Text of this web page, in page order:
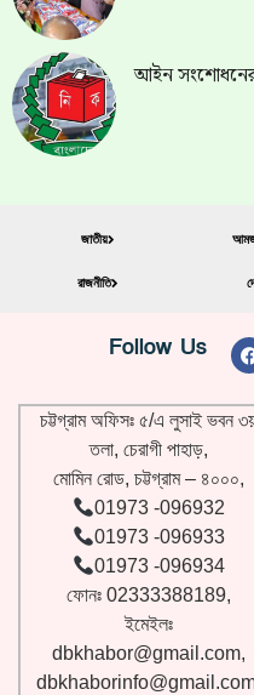
আইন সংশোধনের
জাতীয়
রাজনীতি
Follow Us
চট্টগ্রাম অফিসঃ ৫/এ লুসাই ভবন
তলা, চেরাগী পাহাড়,
মোমিন রোড, চট্টগ্রাম – ৪০০০,
01973 -096932
01973 -096933
01973 -096934
ফোনঃ 02333388189,
ইমেইলঃ
dbkhabor@gmail.com,